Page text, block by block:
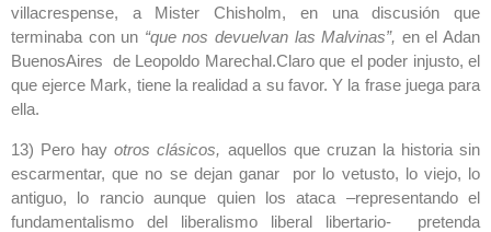
villacrespense, a Mister Chisholm, en una discusión que
terminaba con un “que nos devuelvan las Malvinas”, en el Adan
BuenosAires de Leopoldo Marechal.Claro que el poder injusto, el
que ejerce Mark, tiene la realidad a su favor. Y la frase juega para
ella.
13) Pero hayotros clásicos, aquellos que cruzan la historia sin
escarmentar, que no se dejan ganar por lo vetusto, lo viejo, lo
antiguo, lo rancio aunque quien los ataca –representando el
fundamentalismo del liberalismo liberal libertario- pretenda